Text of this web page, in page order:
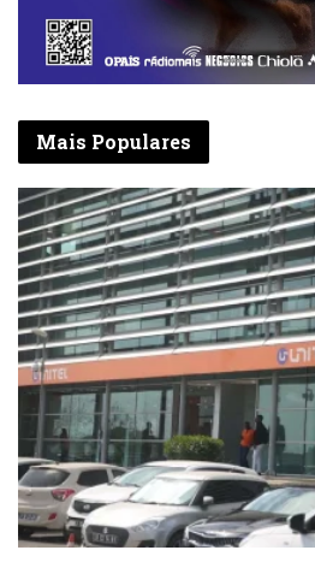
Mais Populares